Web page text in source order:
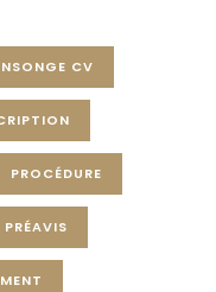
CV
PROCÉDURE
PRÉAVIS